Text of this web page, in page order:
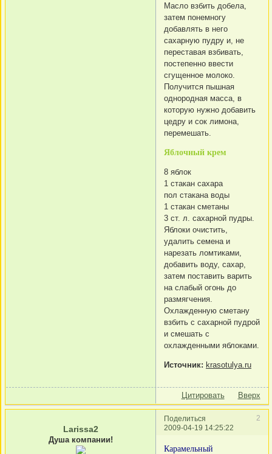
Масло взбить добела,
затем понемногу
добавлять в него
сахарную пудру и, не
переставая взбивать,
постепенно ввести
сгущенное молоко.
Получится пышная
однородная масса, в
которую нужно добавить
цедру и сок лимона,
перемешать.
Яблочный крем
8 яблок
1 стакан сахара
пол стакана воды
1 стакан сметаны
3 ст. л. сахарной пудры.
Яблоки очистить,
удалить семена и
нарезать ломтиками,
добавить воду, сахар,
затем поставить варить
на слабый огонь до
размягчения.
Охлажденную сметану
взбить с сахарной пудрой
и смешать с
охлажденными яблоками.
Источник: krasotulya.ru
Цитировать Вверх
Поделиться
2
2009-04-19 14:25:22
Larissa2
Душа компании!
Карамельный